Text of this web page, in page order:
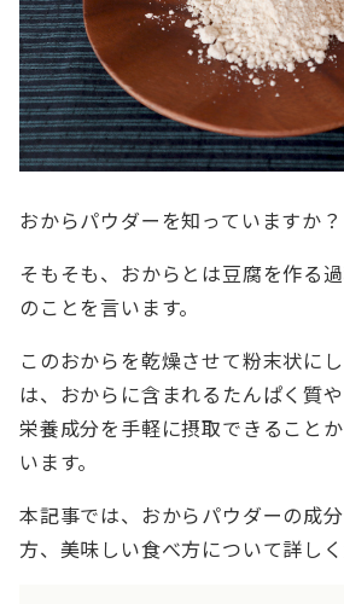
おからパウダーを知っていますか？
そもそも、おからとは豆腐を作る
のことを言います。
このおからを乾燥させて粉末状に
は、おからに含まれるたんぱく質
栄養成分を手軽に摂取できること
います。
本記事では、おからパウダーの成
方、美味しい食べ方について詳しく